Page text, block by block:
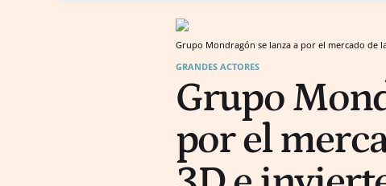
Grupo Mondragón se lanza a por el mercado de
GRANDES ACTORES
Grupo
por el